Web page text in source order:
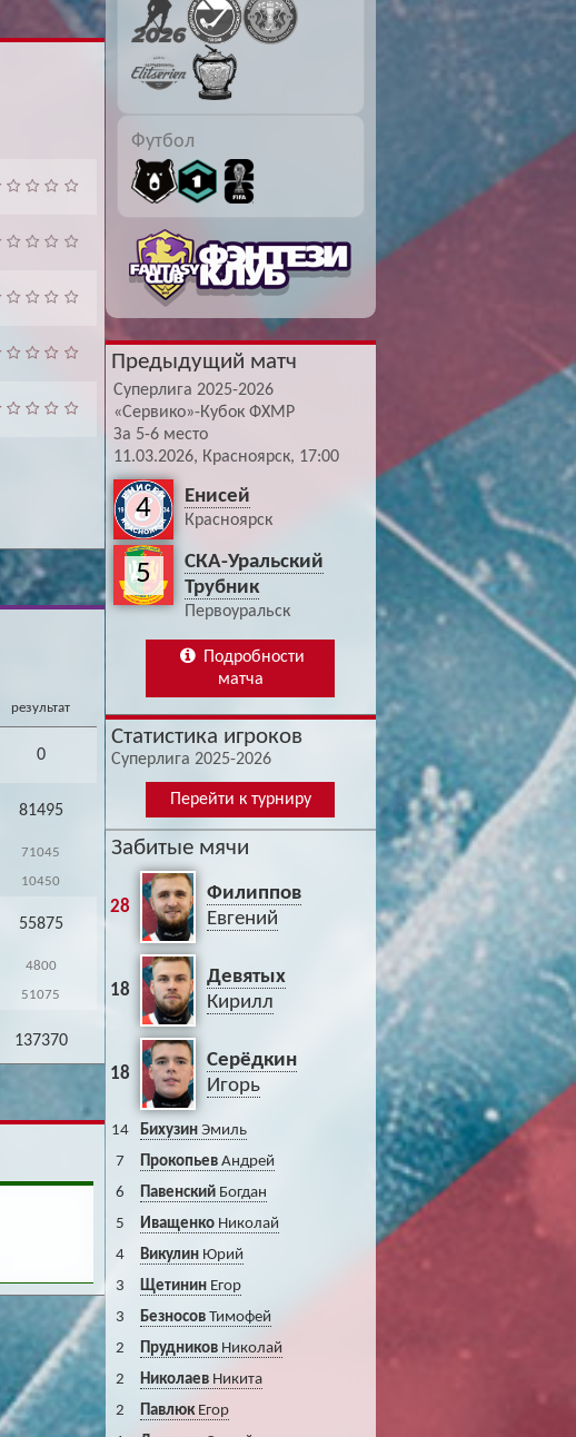
Футбол — ЛЧ
Хоккей — КХЛ
Буч: блог болельщика
Hound: блог болельщика
результат
0
81495
71045
10450
55875
4800
51075
137370
Футбол
Предыдущий матч
Суперлига 2025-2026
«Сервико»-Кубок ФХМР
За 5-6 место
11.03.2026, Красноярск, 17:00
4 Енисей
Красноярск
5
СКА-Уральский
Трубник
Первоуральск
Подробности
матча
Статистика игроков
Суперлига 2025-2026
Перейти к турниру
Забитые мячи
28
Филиппов
Евгений
18
Девятых
Кирилл
18
Серёдкин
Игорь
14 БихузинЭмиль
7
ПрокопьевАндрей
6
ПавенскийБогдан
5
ИващенкоНиколай
4
ВикулинЮрий
3
ЩетининЕгор
3
БезносовТимофей
2
ПрудниковНиколай
2
НиколаевНикита
2
ПавлюкЕгор